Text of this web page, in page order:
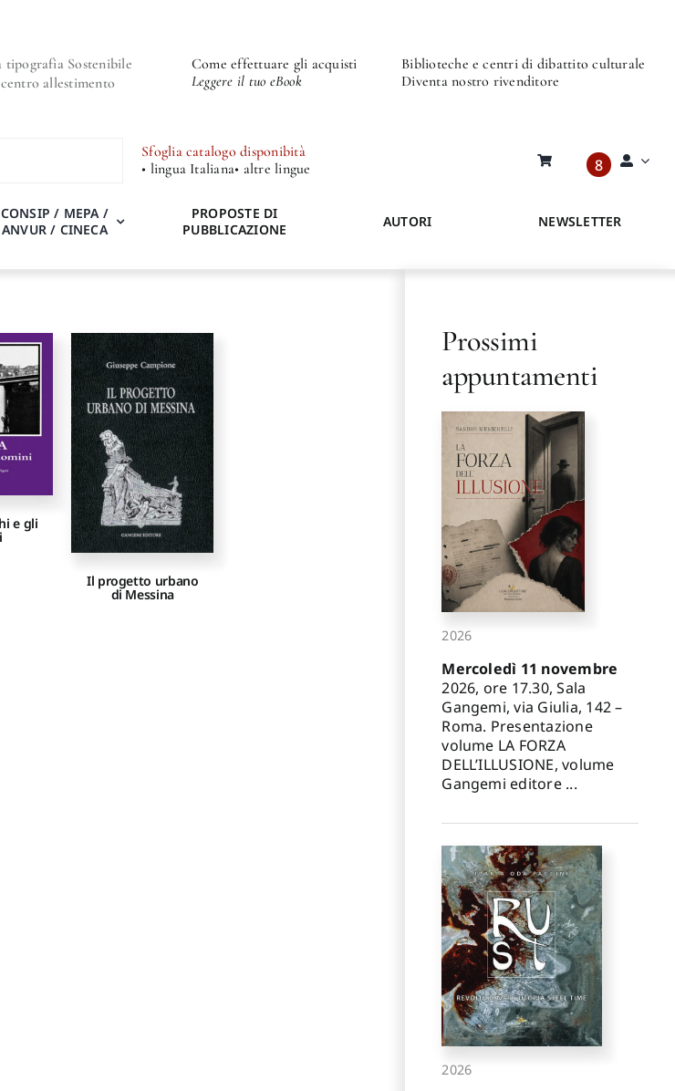
tipografia Sostenibile
allestimento
Come effettuare gli acquisti
Leggere il tuo eBook
Biblioteche e centri di dibattito culturale
Diventa nostro rivenditore
Sfoglia catalogo disponibità
• lingua Italiana• altre lingue 8
CONSIP / MEPA /
ANVUR / CINECA
PROPOSTE DI
PUBBLICAZIONE
AUTORI NEWSLETTER
e gli
Il progetto urbano
di Messina
Prossimi
appuntamenti
2026
Mercoledì 11 novembre
2026, ore 17.30, Sala
Gangemi, via Giulia, 142 –
Roma. Presentazione
volume LA FORZA
DELL’ILLUSIONE, volume
Gangemi editore ...
2026